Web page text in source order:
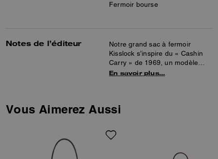
Fermoir bourse
Notes de l’éditeur
Notre grand sac à fermoir
Kisslock s’inspire du « Cashin
Carry » de 1969, un modèle
d’archives créé par Bonnie
spacieux, ce modèle en cuir
fermoir kisslock iconique, inspiré
poche zippée intérieure pour
En savoir plus…
Vous Aimerez Aussi